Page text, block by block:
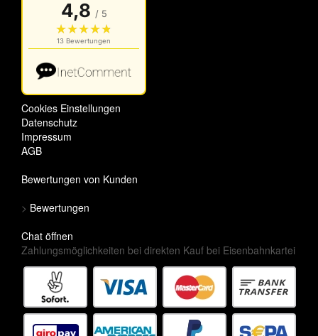
Cookies Einstellungen
Datenschutz
Impressum
AGB
Bewertungen von Kunden
> Bewertungen
Chat öffnen
Zahlungsmöglichkeiten bei direkten Kauf bei Eisenbahnkartei